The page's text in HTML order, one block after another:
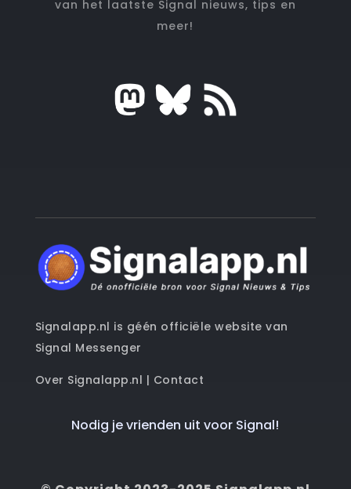
van het laatste Signal nieuws, tips en
meer!
Signalapp.nl is géén officiële website van
Signal Messenger
Over Signalapp.nl | Contact
Nodig je vrienden uit voor Signal!